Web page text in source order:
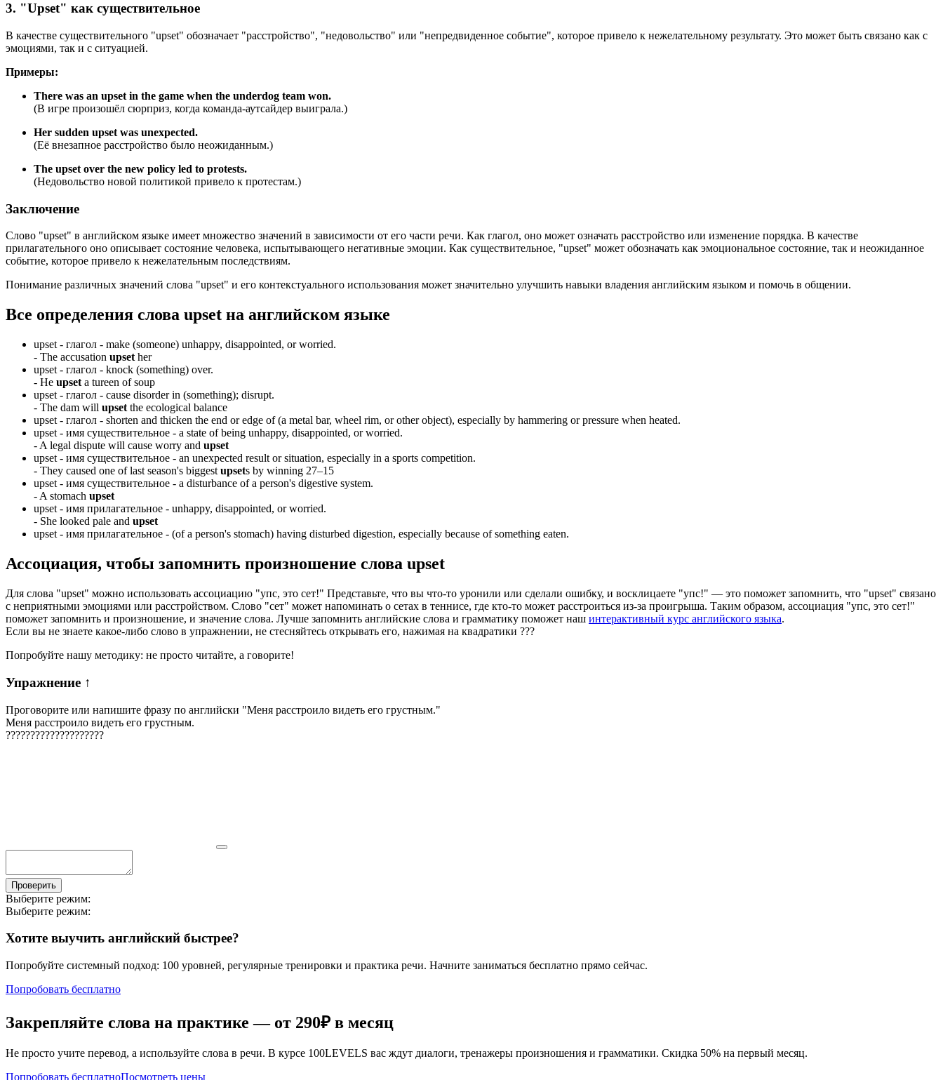
3. "Upset" как существительное
В качестве существительного "upset" обозначает "расстройство", "недовольство" или "непредвиденное событие", которое привело к нежелательному результату. Это может быть связано как с
эмоциями, так и с ситуацией.
Примеры:
There was an upset in the game when the underdog team won.
(В игре произошёл сюрприз, когда команда-аутсайдер выиграла.)
Her sudden upset was unexpected.
(Её внезапное расстройство было неожиданным.)
The upset over the new policy led to protests.
(Недовольство новой политикой привело к протестам.)
Заключение
Слово "upset" в английском языке имеет множество значений в зависимости от его части речи. Как глагол, оно может означать расстройство или изменение порядка. В качестве
прилагательного оно описывает состояние человека, испытывающего негативные эмоции. Как существительное, "upset" может обозначать как эмоциональное состояние, так и неожиданное
событие, которое привело к нежелательным последствиям.
Понимание различных значений слова "upset" и его контекстуального использования может значительно улучшить навыки владения английским языком и помочь в общении.
Все определения слова upset на английском языке
upset - глагол - make (someone) unhappy, disappointed, or worried.
- The accusation upset her
upset - глагол - knock (something) over.
- He upset a tureen of soup
upset - глагол - cause disorder in (something); disrupt.
- The dam will upset the ecological balance
upset - глагол - shorten and thicken the end or edge of (a metal bar, wheel rim, or other object), especially by hammering or pressure when heated.
upset - имя существительное - a state of being unhappy, disappointed, or worried.
- A legal dispute will cause worry and upset
upset - имя существительное - an unexpected result or situation, especially in a sports competition.
- They caused one of last season's biggest upsets by winning 27–15
upset - имя существительное - a disturbance of a person's digestive system.
- A stomach upset
upset - имя прилагательное - unhappy, disappointed, or worried.
- She looked pale and upset
upset - имя прилагательное - (of a person's stomach) having disturbed digestion, especially because of something eaten.
Ассоциация, чтобы запомнить произношение слова upset
Для слова "upset" можно использовать ассоциацию "упс, это сет!" Представьте, что вы что-то уронили или сделали ошибку, и восклицаете "упс!" — это поможет запомнить, что "upset" связано
с неприятными эмоциями или расстройством. Слово "сет" может напоминать о сетах в теннисе, где кто-то может расстроиться из-за проигрыша. Таким образом, ассоциация "упс, это сет!"
поможет запомнить и произношение, и значение слова. Лучше запомнить английские слова и грамматику поможет наш интерактивный курс английского языка.
Если вы не знаете какое-либо слово в упражнении, не стесняйтесь открывать его, нажимая на квадратики ???
Попробуйте нашу методику: не просто читайте, а говорите!
Упражнение ↑
Проговорите или напишите фразу по английски "Меня расстроило видеть его грустным."
Меня расстроило видеть его грустным.
????????????????????
Проверить
Выберите режим:
Выберите режим:
Хотите выучить английский быстрее?
Попробуйте системный подход: 100 уровней, регулярные тренировки и практика речи. Начните заниматься бесплатно прямо сейчас.
Попробовать бесплатно
Закрепляйте слова на практике — от 290₽ в месяц
Не просто учите перевод, а используйте слова в речи. В курсе 100LEVELS вас ждут диалоги, тренажеры произношения и грамматики. Скидка 50% на первый месяц.
Попробовать бесплатноПосмотреть цены